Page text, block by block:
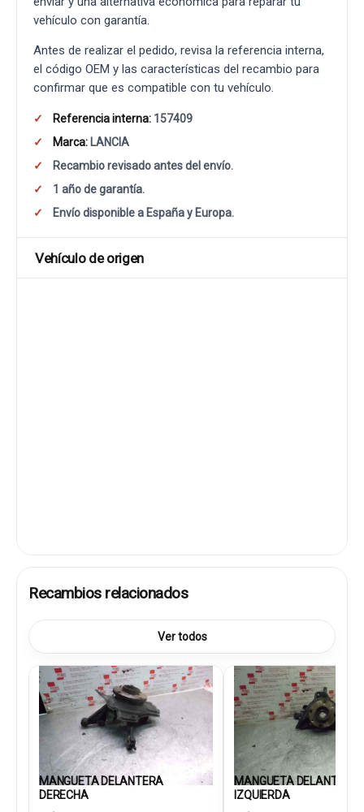
vehículo con garantía.
Antes de realizar el pedido, revisa la referencia interna,
el código OEM y las características del recambio para
confirmar que es compatible con tu vehículo.
Referencia interna: 157409
Marca: LANCIA
Recambio revisado antes del envío.
1 año de garantía.
Envío disponible a España y Europa.
Vehículo de origen
Recambios relacionados
Ver todos
MANGUETA DELANTERA
DERECHA
MANGUETA DELANTERA
IZQUIERDA